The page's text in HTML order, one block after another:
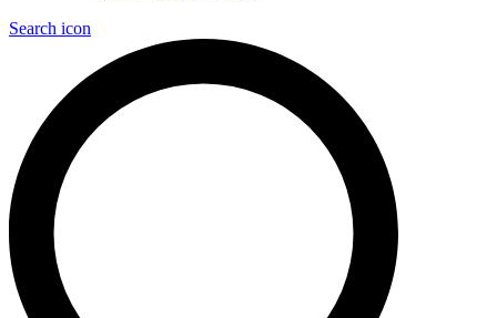
Search icon